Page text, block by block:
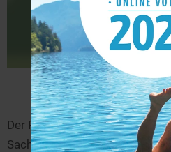
Presseler
Der Presseler Teich liegt in der
Sachsen.